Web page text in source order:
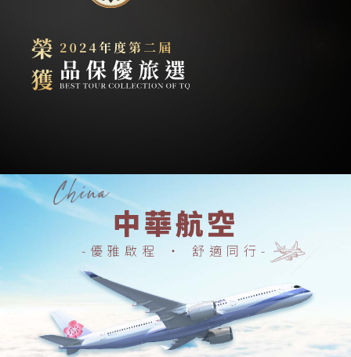
中華航空
優雅啟程 ‧ 舒適同行